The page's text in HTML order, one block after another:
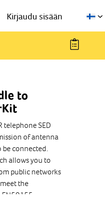
Kirjaudu sisään
to
telephone SED
of antenna
connected.
allows you to
public networks
the